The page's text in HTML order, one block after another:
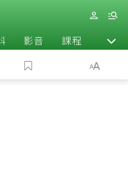
影音 課程 退休